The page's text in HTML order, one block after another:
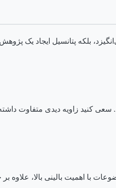
بلکه پتانسیل ایجاد یک پژوهش
کنید زاویه دیدی متفاوت داشته
با اهمیت بالینی بالا، علاوه